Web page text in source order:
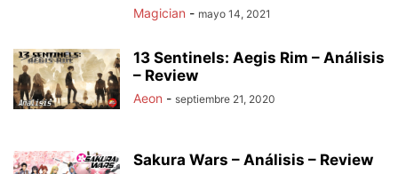
Magician - mayo 14, 2021
13 Sentinels: Aegis Rim – Análisis
– Review
Aeon - septiembre 21, 2020
Sakura Wars – Análisis – Review